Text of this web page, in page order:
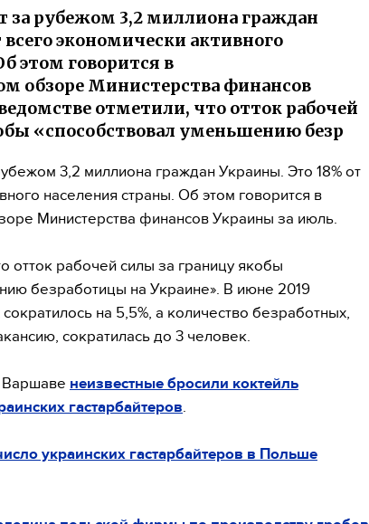
за рубежом 3,2 миллиона граждан
экономически активного
этом говорится в
обзоре Министерства финансов
отметили, что отток рабочей
«способствовал уменьшению безр
3,2 миллиона граждан Украины. Это 18% от
населения страны. Об этом говорится в
Министерства финансов Украины за июль.
отток рабочей силы за границу якобы
безработицы на Украине». В июне 2019
на 5,5%, а количество безработных,
сократилась до 3 человек.
Варшаве неизвестные бросили коктейль
гастарбайтеров
украинских гастарбайтеров в Польше